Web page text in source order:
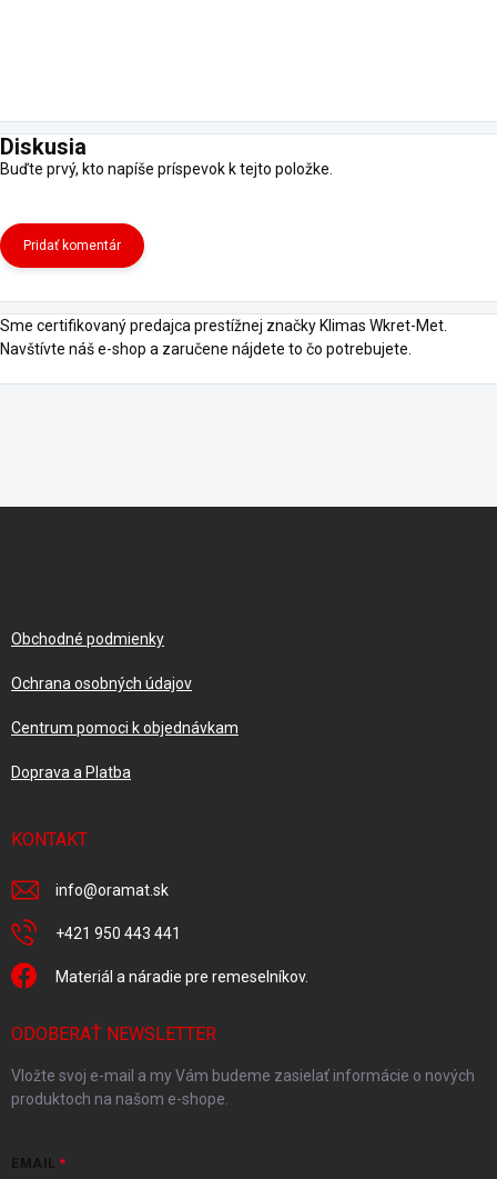
Diskusia
Buďte prvý, kto napíše príspevok k tejto položke.
Pridať komentár
Sme certifikovaný predajca prestížnej značky Klimas Wkret-Met.
Navštívte náš e-shop a zaručene nájdete to čo potrebujete.
Obchodné podmienky
Ochrana osobných údajov
Centrum pomoci k objednávkam
Doprava a Platba
KONTAKT
info@oramat.sk
+421 950 443 441
Materiál a náradie pre remeselníkov.
ODOBERAŤ NEWSLETTER
Vložte svoj e-mail a my Vám budeme zasielať informácie o nových
produktoch na našom e-shope.
EMAIL